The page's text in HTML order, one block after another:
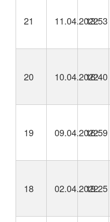
21 11.04.2022
13:53
20 10.04.2022
16:40
19 09.04.2022
16:59
18 02.04.2022
19.25